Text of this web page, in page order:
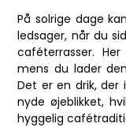
På solrige dage
ledsager, når du
caféterrasser.
mens du lader
Det er en drik,
nyde øjeblikket,
hyggelig